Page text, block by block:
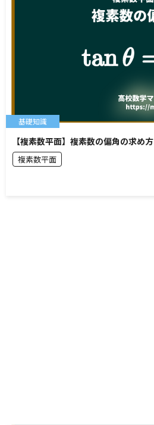
【複素数平面】複素数の偏角の求め方
複素数平面
基礎知識